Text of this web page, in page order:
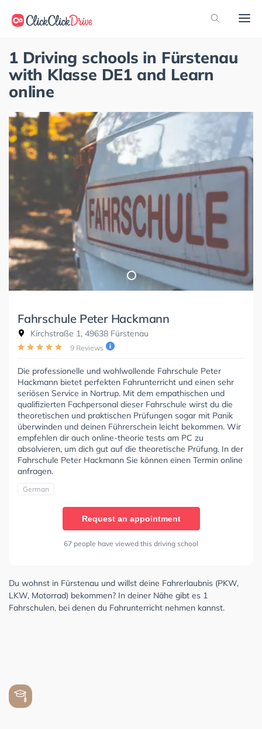
1 Driving schools in Fürstenau
with Klasse DE1 and Learn
online
Fahrschule Peter Hackmann
Kirchstraße 1, 49638 Fürstenau
9 Reviews
Die professionelle und wohlwollende Fahrschule Peter
Hackmann bietet perfekten Fahrunterricht und einen sehr
seriösen Service in Nortrup. Mit dem empathischen und
qualifizierten Fachpersonal dieser Fahrschule wirst du die
theoretischen und praktischen Prüfungen sogar mit Panik
überwinden und deinen Führerschein leicht bekommen. Wir
empfehlen dir auch online-theorie tests am PC zu
absolvieren, um dich gut auf die theoretische Prüfung. In der
Fahrschule Peter Hackmann Sie können einen Termin online
anfragen.
German
Request an appointment
67 people have viewed this driving school
Du wohnst in Fürstenau und willst deine Fahrerlaubnis (PKW,
LKW, Motorrad) bekommen? In deiner Nähe gibt es 1
Fahrschulen, bei denen du Fahrunterricht nehmen kannst.